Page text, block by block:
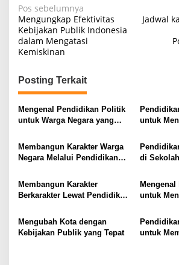
N
a
v
g
a
s
p
o
s
Pos sebelumnya
Mengungkap Efektivitas
Kebijakan Publik Indonesia
dalam Mengatasi
Kemiskinan
Jadwal
Posting Terkait
Mengenal Pendidikan Politik
untuk Warga Negara yang
untuk
Bernegara
Membangun Karakter Warga
Negara Melalui Pendidikan
di
Membangun Karakter
Berkarakter Lewat Pendidikan
untuk
Mengubah Kota dengan
Kebijakan Publik yang Tepat
untuk